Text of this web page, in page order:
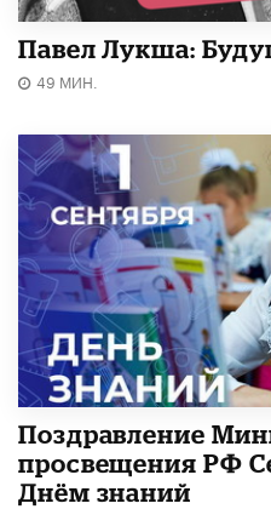
Павел Лукша:
49 МИН.
Поздравление
просвещения РФ
Днём знаний